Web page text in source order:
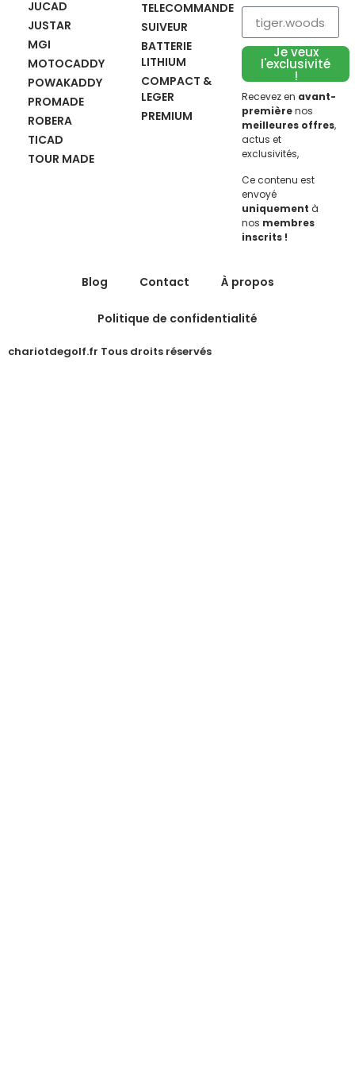
JUCAD
JUSTAR
MGI
MOTOCADDY
POWAKADDY
PROMADE
ROBERA
TICAD
TOUR MADE
TELECOMMANDE
SUIVEUR
BATTERIE
LITHIUM
COMPACT &
LEGER
PREMIUM
Je veux
l'exclusivité
!
Recevez en avant-
premièrenos
meilleures offres,
actus et
exclusivités,
Ce contenu est
envoyé
uniquement à
nos membres
inscrits !
chariotdegolf.fr Tous droits réservés
Blog Contact À propos
Politique de confidentialité